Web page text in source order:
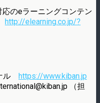
のeラーニングコンテン
http://elearning.co.jp/?
ル https://www.kiban.jp
（担